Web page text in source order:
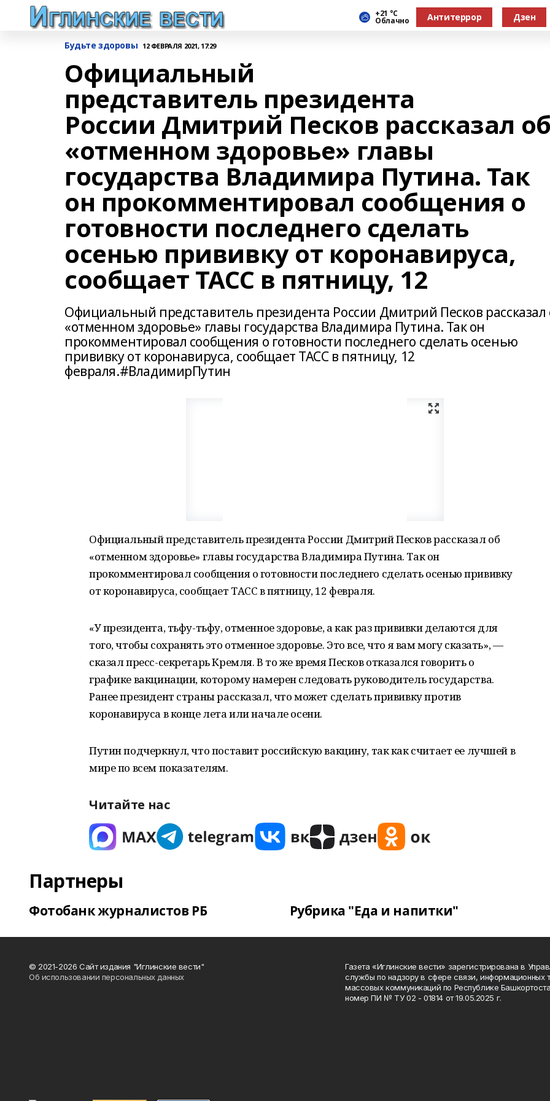
+21 °С
Облачно Антитеррор Дзен
Будьте здоровы 12 ФЕВРАЛЯ 2021, 17:29
Официальный
представитель президента
России Дмитрий Песков рассказал
«отменном здоровье» главы
государства Владимира Путина. Так
он прокомментировал сообщения о
готовности последнего сделать
осенью прививку от коронавируса,
сообщает ТАСС в пятницу, 12
Официальный представитель президента России Дмитрий Песков рассказал
«отменном здоровье» главы государства Владимира Путина. Так он
прокомментировал сообщения о готовности последнего сделать осенью
прививку от коронавируса, сообщает ТАСС в пятницу, 12
февраля.#ВладимирПутин
Официальный представитель президента России Дмитрий Песков рассказал об
«отменном здоровье» главы государства Владимира Путина. Так он
прокомментировал сообщения о готовности последнего сделать осенью прививку
от коронавируса, сообщает ТАСС в пятницу, 12 февраля.
«У президента, тьфу-тьфу, отменное здоровье, а как раз прививки делаются для
того, чтобы сохранять это отменное здоровье. Это все, что я вам могу сказать», —
сказал пресс-секретарь Кремля. В то же время Песков отказался говорить о
графике вакцинации, которому намерен следовать руководитель государства.
Ранее президент страны рассказал, что может сделать прививку против
коронавируса в конце лета или начале осени.
Путин подчеркнул, что поставит российскую вакцину, так как считает ее лучшей в
мире по всем показателям.
Читайте нас
Партнеры
Фотобанк журналистов РБ Рубрика "Еда и напитки"
© 2021-2026 Сайт издания "Иглинские вести"
Об использовании персональных данных
Газета «Иглинские вести» зарегистрирована в
службы по надзору в сфере связи, информационных
массовых коммуникаций по Республике
номер ПИ № ТУ 02 - 01814 от 19.05.2025 г.